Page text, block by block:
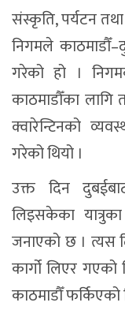
संस्कृति, पर्यटन
निगमले
गरेको हो ।
काठमाडौँका लागि
क्वारेन्टिनको
गरेको थियो ।
उक्त दिन
लिइसकेका
जनाएको छ । त्यस
कार्गो लिएर गएको
काठमाडौँ फर्किएको